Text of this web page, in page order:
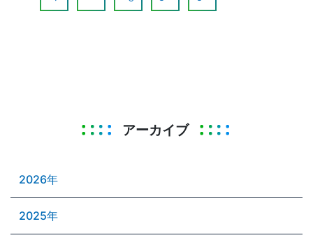
アーカイブ
2026年
2025年